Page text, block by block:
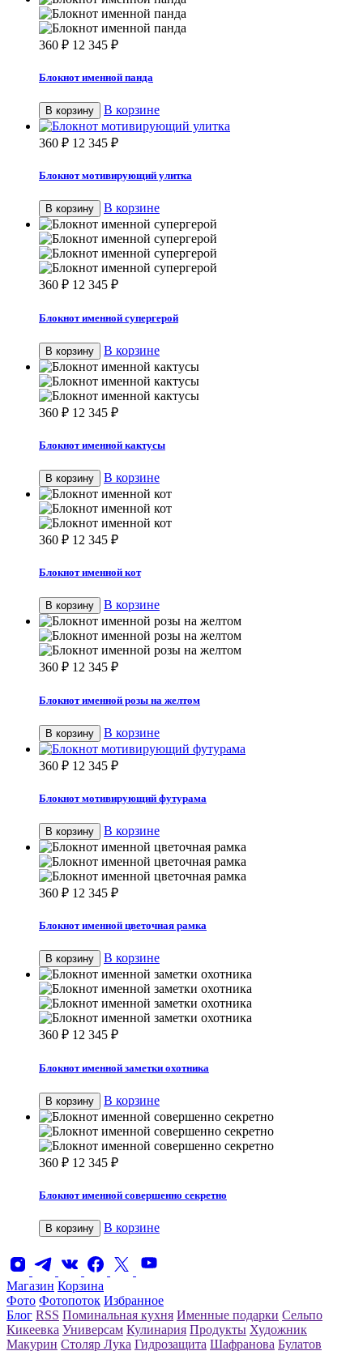
360 ₽ 12 345 ₽
Блокнот именной панда
В корзину В корзине
360 ₽ 12 345 ₽
Блокнот мотивирующий улитка
В корзину В корзине
360 ₽ 12 345 ₽
Блокнот именной супергерой
В корзину В корзине
360 ₽ 12 345 ₽
Блокнот именной кактусы
В корзину В корзине
360 ₽ 12 345 ₽
Блокнот именной кот
В корзину В корзине
360 ₽ 12 345 ₽
Блокнот именной розы на желтом
В корзину В корзине
360 ₽ 12 345 ₽
Блокнот мотивирующий футурама
В корзину В корзине
360 ₽ 12 345 ₽
Блокнот именной цветочная рамка
В корзину В корзине
360 ₽ 12 345 ₽
Блокнот именной заметки охотника
В корзину В корзине
360 ₽ 12 345 ₽
Блокнот именной совершенно секретно
В корзину В корзине
Магазин Корзина
Фото Фотопоток Избранное
Блог RSS Поминальная кухня Именные подарки Сельпо
Кикеевка Универсам Кулинария Продукты Художник
Макурин Столяр Лука Гидрозащита Шафранова Булатов